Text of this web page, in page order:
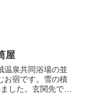
屋
温泉共同浴場の並
お宿です。雪の積
した。玄関先では